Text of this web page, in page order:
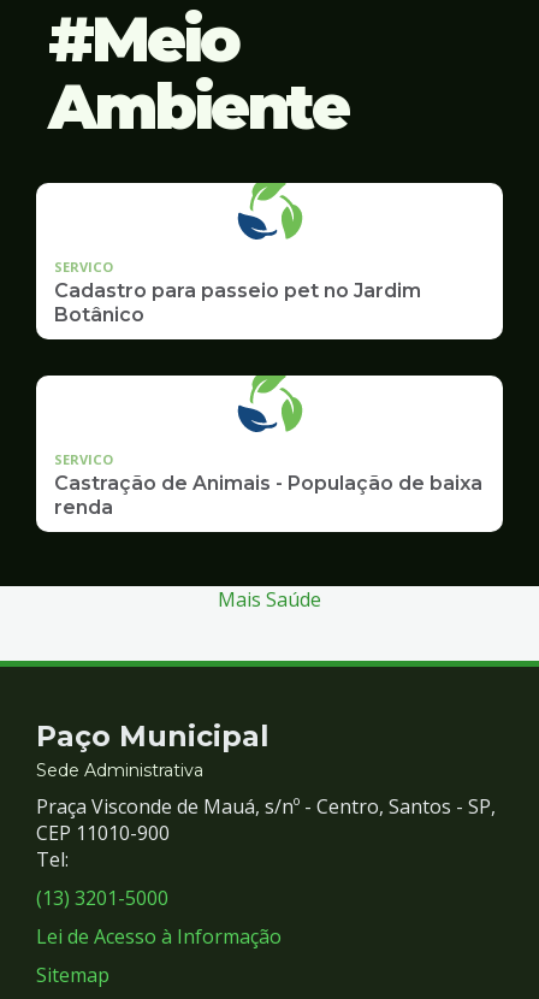
Meio
Ambiente
SERVICO
Cadastro para passeio pet no Jardim
Botânico
SERVICO
Castração de Animais - População de baixa
renda
Mais Saúde
Contato
e
Redes
Sociais
Paço Municipal
Sede Administrativa
Praça Visconde de Mauá, s/nº - Centro, Santos - SP,
CEP 11010-900
Tel:
(13) 3201-5000
Lei de Acesso à Informação
Sitemap